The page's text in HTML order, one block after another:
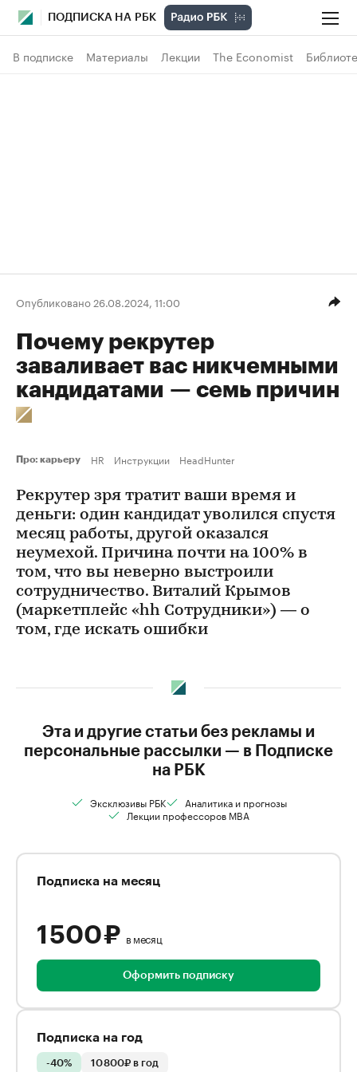
ПОДПИСКА НА РБК
В подписке Материалы Лекции The Economist
Опубликовано 26.08.2024, 11:00
Почему рекрутер
заваливает вас никчемными
кандидатами — семь причин
Про: карьеру HR Инструкции HeadHunter
Рекрутер зря тратит ваши время и
деньги: один кандидат уволился спустя
месяц работы, другой оказался
неумехой. Причина почти на 100% в
том, что вы неверно выстроили
сотрудничество. Виталий Крымов
(маркетплейс «hh Сотрудники») — о
том, где искать ошибки
Эта и другие статьи без рекламы и
персональные рассылки — в Подписке
на РБК
Эксклюзивы РБК
Аналитика и прогнозы
Лекции профессоров MBA
Подписка на месяц
1 500 ₽ в месяц
Оформить подписку
Подписка на год
-40% 10 800₽ в год